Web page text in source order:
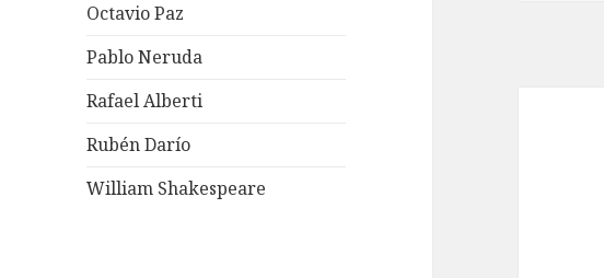
Octavio Paz
Pablo Neruda
Rafael Alberti
Rubén Darío
William Shakespeare